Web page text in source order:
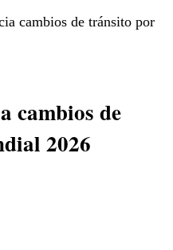
cambios de tránsito por
cambios de
2026